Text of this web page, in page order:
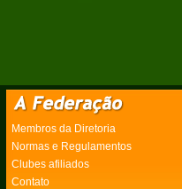
Membros da Diretoria
Normas e Regulamentos
Clubes afiliados
Contato